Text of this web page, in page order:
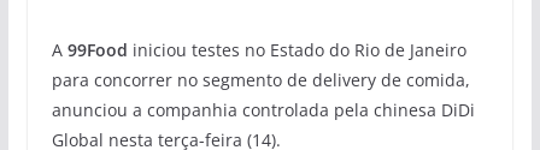
A 99Food iniciou testes no Estado do Rio de Janeiro
para concorrer no segmento de delivery de comida,
anunciou a companhia controlada pela chinesa DiDi
Global nesta terça-feira (14).